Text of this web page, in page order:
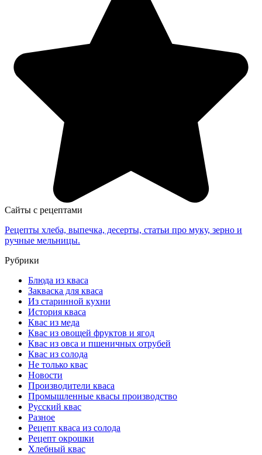
Сайты с рецептами
Рецепты хлеба, выпечка, десерты, статьи про муку, зерно и
ручные мельницы.
Рубрики
Блюда из кваса
Закваска для кваса
Из старинной кухни
История кваса
Квас из меда
Квас из овощей фруктов и ягод
Квас из овса и пшеничных отрубей
Квас из солода
Не только квас
Новости
Производители кваса
Промышленные квасы производство
Русский квас
Разное
Рецепт кваса из солода
Рецепт окрошки
Хлебный квас